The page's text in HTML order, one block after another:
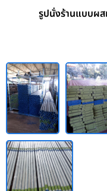
รูปนั่งร้านแบบผส